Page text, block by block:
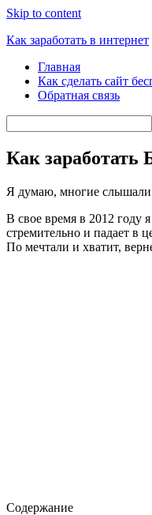
Skip to content
Как заработать в интернет
Главная
Как сделать сайт
Обратная связь
Как заработать
Я думаю, многие слышали
В свое время в 2012 году
стремительно и падает в
По мечтали и хватит,
Содержание